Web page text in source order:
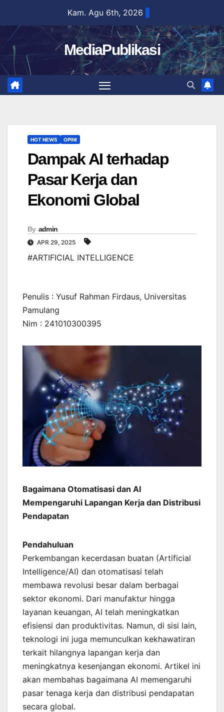
content
Kam. Agu 6th, 2026
MediaPublikasi
HOT NEWS OPINI
Dampak AI terhadap
Pasar Kerja dan
Ekonomi Global
By admin
APR 29, 2025
#ARTIFICIAL INTELLIGENCE
Penulis : Yusuf Rahman Firdaus, Universitas
Pamulang
Nim : 241010300395
Bagaimana Otomatisasi dan AI
Mempengaruhi Lapangan Kerja dan Distribusi
Pendapatan
Pendahuluan
Perkembangan kecerdasan buatan (Artificial
Intelligence/AI) dan otomatisasi telah
membawa revolusi besar dalam berbagai
sektor ekonomi. Dari manufaktur hingga
layanan keuangan, AI telah meningkatkan
efisiensi dan produktivitas. Namun, di sisi lain,
teknologi ini juga memunculkan kekhawatiran
terkait hilangnya lapangan kerja dan
meningkatnya kesenjangan ekonomi. Artikel ini
akan membahas bagaimana AI memengaruhi
pasar tenaga kerja dan distribusi pendapatan
secara global.